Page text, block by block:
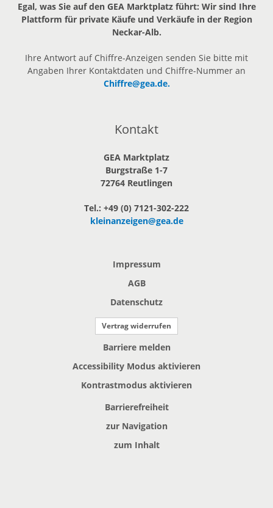
Egal, was Sie auf den GEA Marktplatz führt: Wir sind Ihre
Plattform für private Käufe und Verkäufe in der Region
Neckar-Alb.
Ihre Antwort auf Chiffre-Anzeigen senden Sie bitte mit
Angaben Ihrer Kontaktdaten und Chiffre-Nummer an
Chiffre@gea.de.
Kontakt
GEA Marktplatz
Burgstraße 1-7
72764 Reutlingen
Tel.: +49 (0) 7121-302-222
kleinanzeigen@gea.de
Impressum
AGB
Datenschutz
Vertrag widerrufen
Barriere melden
Accessibility Modus aktivieren
Kontrastmodus aktivieren
Barrierefreiheit
zur Navigation
zum Inhalt